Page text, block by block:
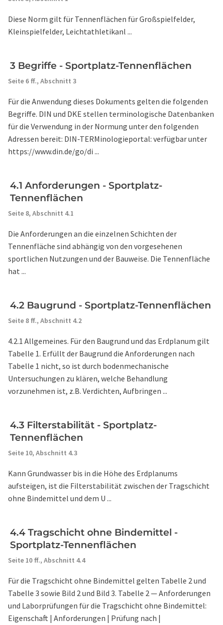
Diese Norm gilt für Tennenflächen für Großspielfelder,
Kleinspielfelder, Leichtathletikanl ...
3 Begriffe - Sportplatz-Tennenflächen
Seite 6 ff., Abschnitt 3
Für die Anwendung dieses Dokuments gelten die folgenden
Begriffe. DIN und DKE stellen terminologische Datenbanken
für die Verwendung in der Normung unter den folgenden
Adressen bereit: DIN-TERMinologieportal: verfügbar unter
https://www.din.de/go/di ...
4.1 Anforderungen - Sportplatz-
Tennenflächen
Seite 8, Abschnitt 4.1
Die Anforderungen an die einzelnen Schichten der
Tennenfläche sind abhängig von den vorgesehenen
sportlichen Nutzungen und der Bauweise. Die Tennenfläche
hat ...
4.2 Baugrund - Sportplatz-Tennenflächen
Seite 8 ff., Abschnitt 4.2
4.2.1 Allgemeines. Für den Baugrund und das Erdplanum gilt
Tabelle 1. Erfüllt der Baugrund die Anforderungen nach
Tabelle 1 nicht, so ist durch bodenmechanische
Untersuchungen zu klären, welche Behandlung
vorzunehmen ist, z.B. Verdichten, Aufbringen ...
4.3 Filterstabilität - Sportplatz-
Tennenflächen
Seite 10, Abschnitt 4.3
Kann Grundwasser bis in die Höhe des Erdplanums
aufsteigen, ist die Filterstabilität zwischen der Tragschicht
ohne Bindemittel und dem U ...
4.4 Tragschicht ohne Bindemittel -
Sportplatz-Tennenflächen
Seite 10 ff., Abschnitt 4.4
Für die Tragschicht ohne Bindemittel gelten Tabelle 2 und
Tabelle 3 sowie Bild 2 und Bild 3. Tabelle 2 — Anforderungen
und Laborprüfungen für die Tragschicht ohne Bindemittel:
Eigenschaft | Anforderungen | Prüfung nach |